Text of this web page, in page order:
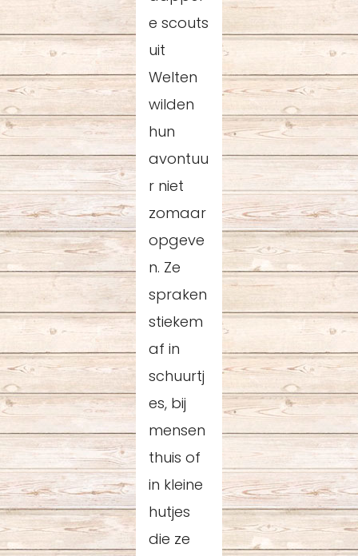
e scouts
uit
Welten
wilden
hun
avontuu
r niet
zomaar
opgeve
n. Ze
spraken
stiekem
af in
schuurtj
es, bij
mensen
thuis of
in kleine
hutjes
die ze